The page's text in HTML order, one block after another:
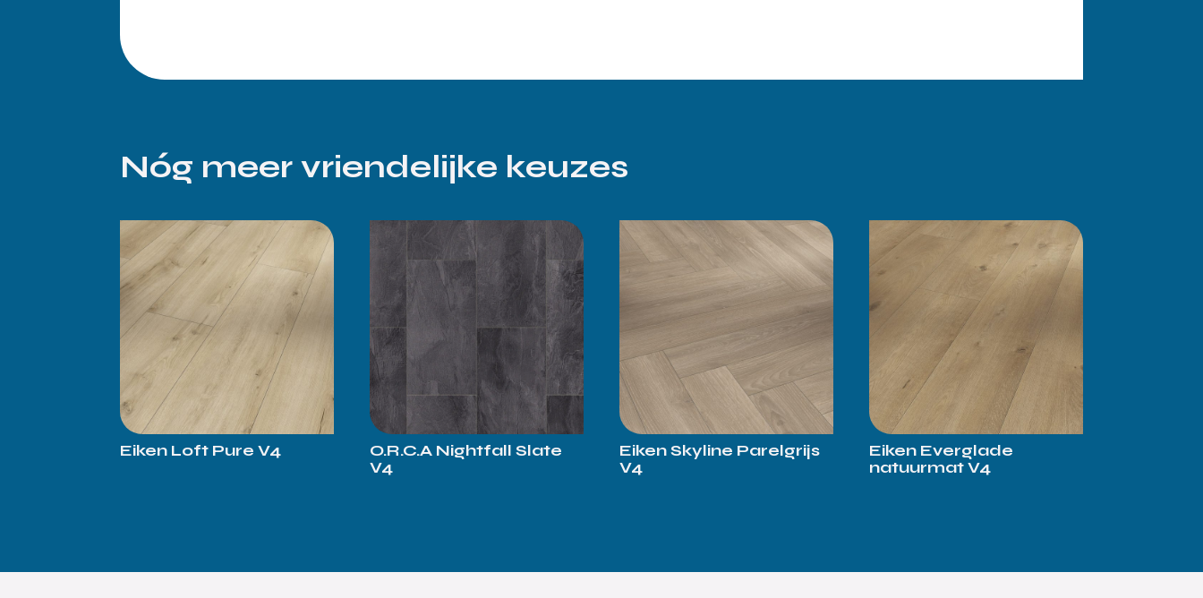
Nóg meer vriendelijke keuzes
Eiken Loft Pure V4
O.R.C.A Nightfall Slate
V4
Eiken Skyline Parelgrijs
V4
Eiken Everglade
natuurmat V4